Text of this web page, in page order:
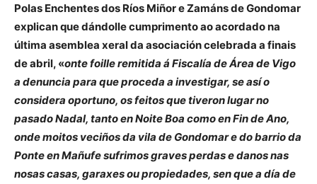
Polas Enchentes dos Ríos Miñor e Zamáns de Gondomar
explican que dándolle cumprimento ao acordado na
última asemblea xeral da asociación celebrada a finais
de abril, «onte foille remitida á Fiscalía de Área de Vigo
a denuncia para que proceda a investigar, se así o
considera oportuno, os feitos que tiveron lugar no
pasado Nadal, tanto en Noite Boa como en Fin de Ano,
onde moitos veciños da vila de Gondomar e do barrio da
Ponte en Mañufe sufrimos graves perdas e danos nas
nosas casas, garaxes ou propiedades, sen que a día de